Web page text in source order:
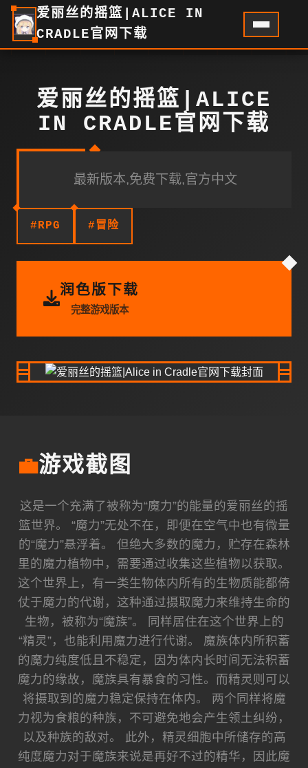
爱丽丝的摇篮|ALICE IN
CRADLE官网下载
爱丽丝的摇篮|ALICE
IN CRADLE官网下载
最新版本,免费下载,官方中文
#RPG #冒险
润色版下载
完整游戏版本
💼游戏截图
这是一个充满了被称为“魔力”的能量的爱丽丝的摇
篮世界。 “魔力”无处不在，即便在空气中也有微量
的“魔力”悬浮着。 但绝大多数的魔力，贮存在森林
里的魔力植物中，需要通过收集这些植物以获取。
这个世界上，有一类生物体内所有的生物质能都倚
仗于魔力的代谢，这种通过摄取魔力来维持生命的
生物，被称为“魔族”。 同样居住在这个世界上的
“精灵”，也能利用魔力进行代谢。 魔族体内所积蓄
的魔力纯度低且不稳定，因为体内长时间无法积蓄
魔力的缘故，魔族具有暴食的习性。而精灵则可以
将摄取到的魔力稳定保持在体内。 两个同样将魔
力视为食粮的种族，不可避免地会产生领土纠纷，
以及种族的敌对。 此外，精灵细胞中所储存的高
纯度魔力对于魔族来说是再好不过的精华，因此魔